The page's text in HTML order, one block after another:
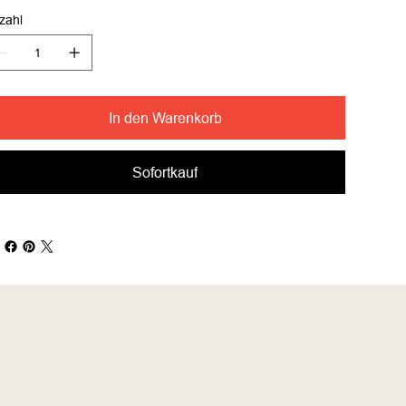
In den Warenkorb
Sofortkauf